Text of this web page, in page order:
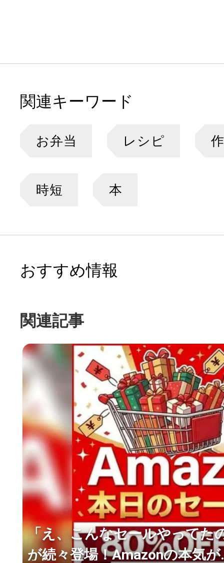
関連キーワード
お弁当 レシピ
時短 本
おすすめ情報
関連記事
「え、こんなセールやってた
が続々登場！Amazonの本気が